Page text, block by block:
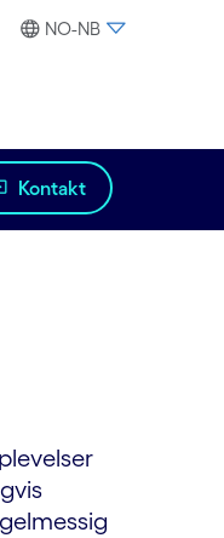
NO-NB
Kontakt